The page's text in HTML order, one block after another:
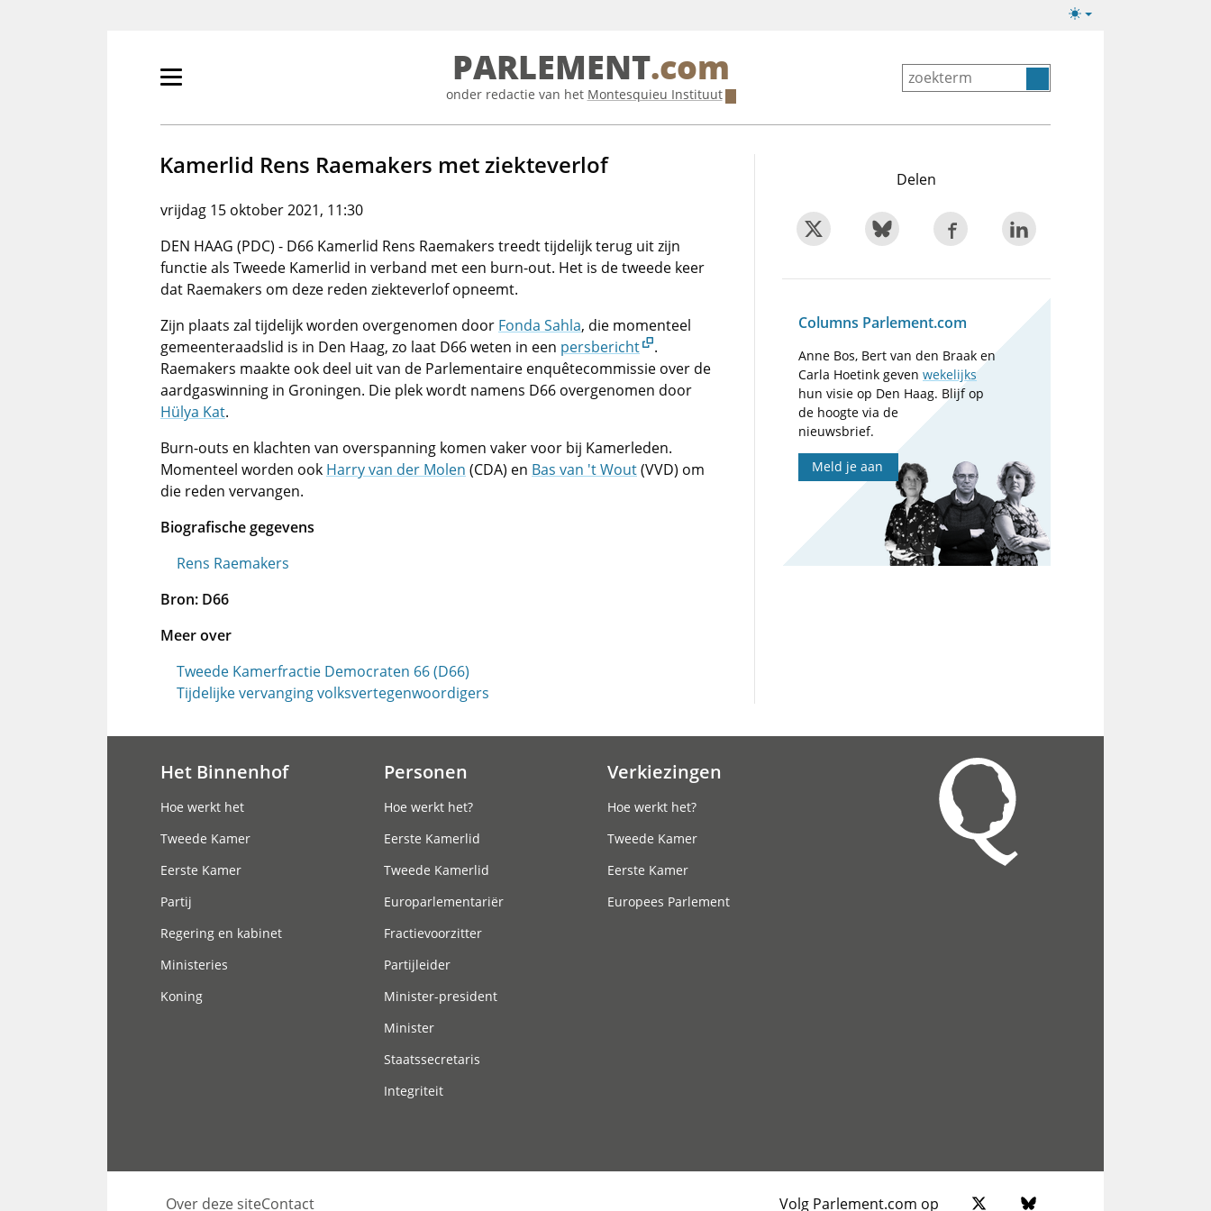
Lichte/donkere
Primair
tonen/verbergen
PARLEMENT.com
onder redactie van het Montesquieu Instituut
Kamerlid Rens Raemakers met ziekteverlof
vrijdag 15 oktober 2021, 11:30
DEN HAAG (PDC) - D66 Kamerlid Rens Raemakers treedt tijdelijk terug uit zijn
functie als Tweede Kamerlid in verband met een burn-out. Het is de tweede keer
dat Raemakers om deze reden ziekteverlof opneemt.
Zijn plaats zal tijdelijk worden overgenomen door Fonda Sahla, die momenteel
gemeenteraadslid is in Den Haag, zo laat D66 weten in een persbericht
.
Raemakers maakte ook deel uit van de Parlementaire enquêtecommissie over de
aardgaswinning in Groningen. Die plek wordt namens D66 overgenomen door
Hülya Kat.
Burn-outs en klachten van overspanning komen vaker voor bij Kamerleden.
Momenteel worden ook Harry van der Molen (CDA) en Bas van 't Wout(VVD) om
die reden vervangen.
Biografische gegevens
Rens Raemakers
Bron: D66
Meer over
Tweede Kamerfractie Democraten 66 (D66)
Tijdelijke vervanging volksvertegenwoordigers
Delen
Columns Parlement.com
Anne Bos, Bert van den Braak en
Carla Hoetink gevenwekelijks
hun visie op Den Haag. Blijf op
de hoogte via de
nieuwsbrief.
Meld je aan
Het Binnenhof
Hoe werkt het
Tweede Kamer
Eerste Kamer
Partij
Regering en kabinet
Ministeries
Koning
Personen
Hoe werkt het?
Eerste Kamerlid
Tweede Kamerlid
Europarlementariër
Fractievoorzitter
Partijleider
Minister-president
Minister
Staatssecretaris
Integriteit
Verkiezingen
Hoe werkt het?
Tweede Kamer
Eerste Kamer
Europees Parlement
Over deze siteContact Volg Parlement.com op